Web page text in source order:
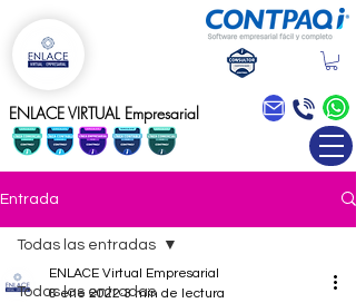
ENLACE VIRTUAL Empresarial
Entrada
Todas las entradas
Todas las entradas
ENLACE Virtual Empresarial
6 ene 2022 3 min de lectura